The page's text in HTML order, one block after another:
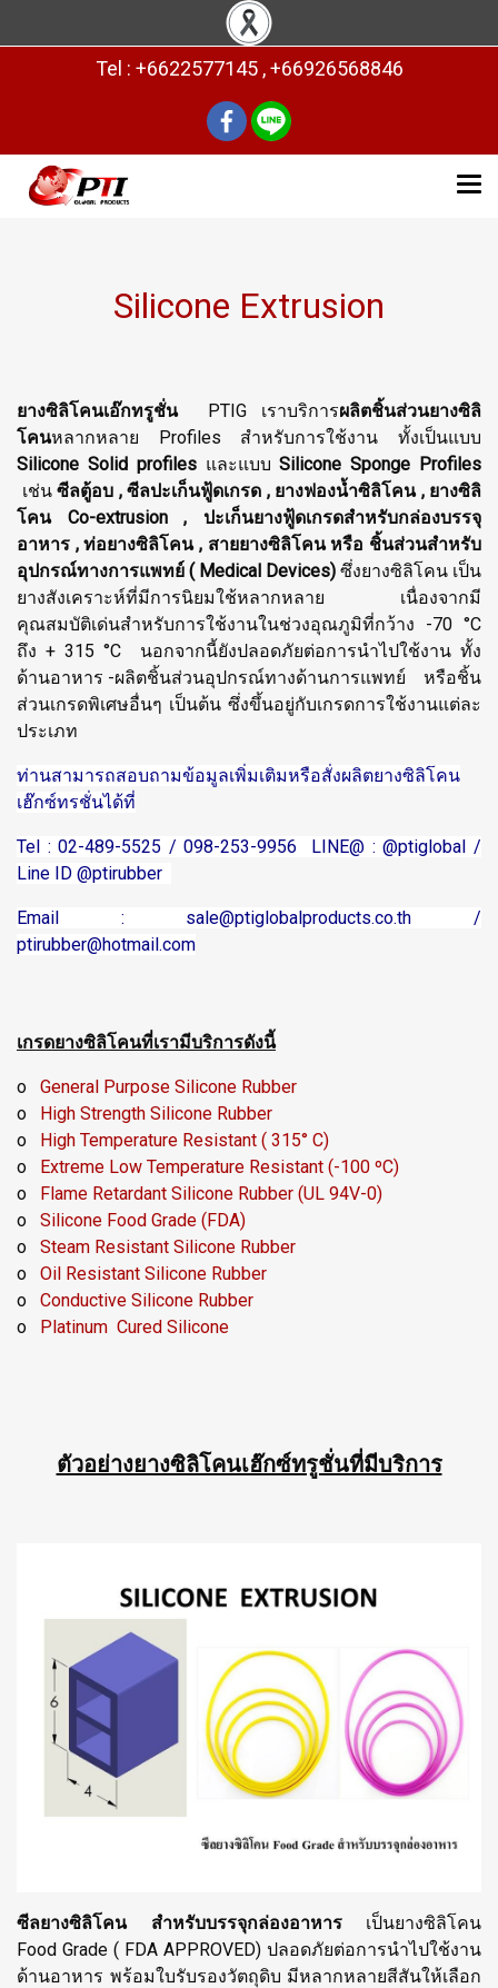
Tel : +6622577145 , +66926568846
Silicone Extrusion
ยางซิลิโคนเอ๊กทรูชั่นPTIG เราบริการผลิตชิ้นส่วนยางซิลิ
โคนหลากหลาย Profiles สำหรับการใช้งาน ทั้งเป็นแบบ
Silicone Solid profilesและแบบSilicone Sponge Profiles
เช่น ซีลตู้อบ , ซีลปะเก็นฟู้ดเกรด , ยางฟองน้ำซิลิโคน , ยางซิลิ
โคน Co-extrusion , ปะเก็นยางฟู้ดเกรดสำหรับกล่องบรรจุ
อาหาร , ท่อยางซิลิโคน , สายยางซิลิโคน หรือ ชิ้นส่วนสำหรับ
อุปกรณ์ทางการแพทย์ ( Medical Devices) ซึ่งยางซิลิโคน เป็น
ยางสังเคราะห์ที่มีการนิยมใช้หลากหลาย เนื่องจากมี
คุณสมบัติเด่นสำหรับการใช้งานในช่วงอุณภูมิที่กว้าง -70 °C
ถึง + 315 °C นอกจากนี้ยังปลอดภัยต่อการนำไปใช้งาน ทั้ง
ด้านอาหาร -ผลิตชิ้นส่วนอุปกรณ์ทางด้านการแพทย์ หรือชิ้น
ส่วนเกรดพิเศษอื่นๆ เป็นต้น ซึ่งขึ้นอยู่กับเกรดการใช้งานแต่ละ
ประเภท
ท่านสามารถสอบถามข้อมูลเพิ่มเติมหรือสั่งผลิตยางซิลิโคน
เฮ๊กซ์ทรชั่นได้ที่
Tel : 02-489-5525 / 098-253-9956 LINE@ : @ptiglobal /
Line ID @ptirubber
Email : sale@ptiglobalproducts.co.th /
ptirubber@hotmail.com
เกรดยางซิลิโคนที่เรามีบริการดังนี้
o General Purpose Silicone Rubber
o High Strength Silicone Rubber
o High Temperature Resistant ( 315° C)
o Extreme Low Temperature Resistant (-100 ºC)
o Flame Retardant Silicone Rubber (UL 94V-0)
o Silicone Food Grade (FDA)
o Steam Resistant Silicone Rubber
o Oil Resistant Silicone Rubber
o Conductive Silicone Rubber
o Platinum Cured Silicone
ตัวอย่างยางซิลิโคนเฮ๊กซ์ทรูชั่นที่มีบริการ
ซีลยางซิลิโคน สำหรับบรรจุกล่องอาหารเป็นยางซิลิโคน
Food Grade ( FDA APPROVED) ปลอดภัยต่อการนำไปใช้งาน
ด้านอาหาร พร้อมใบรับรองวัตถุดิบ มีหลากหลายสีสันให้เลือก